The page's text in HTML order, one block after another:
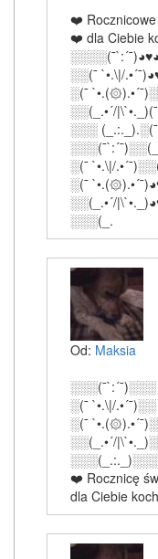
❤️
❤️ dla Ciebie
░░(¯ `•.\|/
░░(_.•´/
░(¯ `•.\|/
`•.(۞).•´¯)◕♥◕
░░(_.•´/
░░░(_.
Od: Maksia
░░░(¯`:´¯)░░░
░(¯ `•.\|/.•´¯)░░
░(¯ `•.(۞).•´¯)░
░░(_.•´/|\`•._)░
❤️ Rocznicę
dla Ciebie